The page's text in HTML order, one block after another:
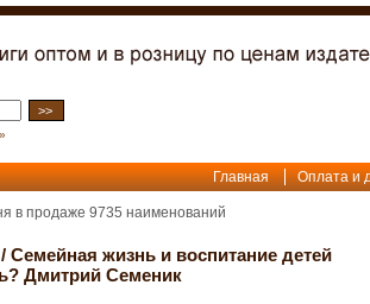
Главная Оплата и
в продаже 9735 наименований
/ Семейная жизнь и воспитание детей
Дмитрий Семеник